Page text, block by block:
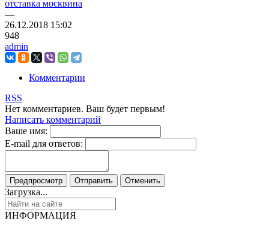
отставка москвина
—
26.12.2018 15:02
948
admin
Комментарии
RSS
Нет комментариев. Ваш будет первым!
Написать комментарий
Ваше имя:
E-mail для ответов:
Загрузка...
ИНФОРМАЦИЯ